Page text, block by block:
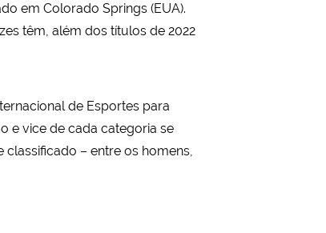
em Colorado Springs (EUA).
têm, além dos títulos de 2022
de Esportes para
e vice de cada categoria se
– entre os homens,